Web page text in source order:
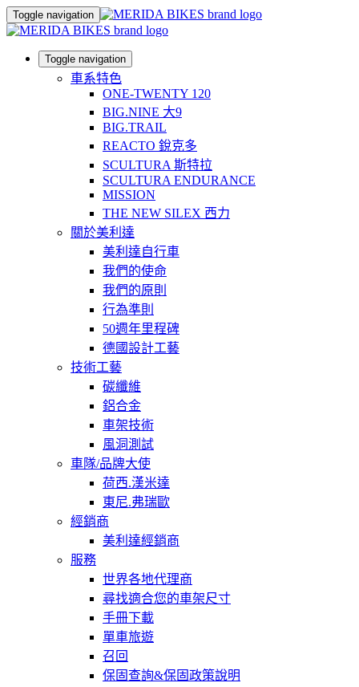
Toggle navigation
Toggle navigation
車系特色
ONE-TWENTY 120
BIG.NINE 大9
BIG.TRAIL
REACTO 銳克多
SCULTURA 斯特拉
SCULTURA ENDURANCE
MISSION
THE NEW SILEX 西力
關於美利達
美利達自行車
我們的使命
我們的原則
行為準則
50週年里程碑
德國設計工藝
技術工藝
碳纖維
鋁合金
車架技術
風洞測試
車隊/品牌大使
荷西.漢米達
東尼.弗瑞歐
經銷商
美利達經銷商
服務
世界各地代理商
尋找適合您的車架尺寸
手冊下載
單車旅遊
召回
保固查詢&保固政策說明